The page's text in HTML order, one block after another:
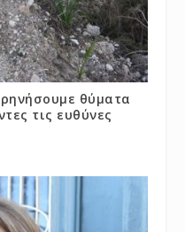
θύματα
τις ευθύνες